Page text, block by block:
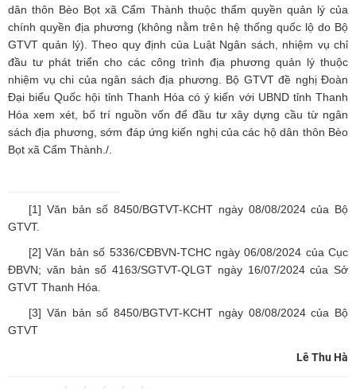
dân thôn Bèo Bọt xã Cẩm Thành thuộc thẩm quyền quản lý của
chính quyền địa phương (không nằm trên hệ thống quốc lộ do Bộ
GTVT quản lý). Theo quy định của Luật Ngân sách, nhiệm vụ chỉ
đầu tư phát triển cho các công trình địa phương quản lý thuộc
nhiệm vụ chi của ngân sách địa phương. Bộ GTVT đề nghị Đoàn
Đại biểu Quốc hội tỉnh Thanh Hóa có ý kiến với UBND tỉnh Thanh
Hóa xem xét, bố trí nguồn vốn để đầu tư xây dựng cầu từ ngân
sách địa phương, sớm đáp ứng kiến nghị của các hộ dân thôn Bèo
Bọt xã Cẩm Thành./.
[1] Văn bản số 8450/BGTVT-KCHT ngày 08/08/2024 của Bộ
GTVT.
[2] Văn bản số 5336/CĐBVN-TCHC ngày 06/08/2024 của Cục
ĐBVN; văn bản số 4163/SGTVT-QLGT ngày 16/07/2024 của Sở
GTVT Thanh Hóa.
[3] Văn bản số 8450/BGTVT-KCHT ngày 08/08/2024 của Bộ
GTVT
Lê Thu Hà